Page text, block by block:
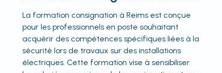
La formation consignation à Reims est conçue
pour les professionnels en poste souhaitant
acquérir des compétences spécifiques liées à la
sécurité lors de travaux sur des installations
électriques. Cette formation vise à sensibiliser